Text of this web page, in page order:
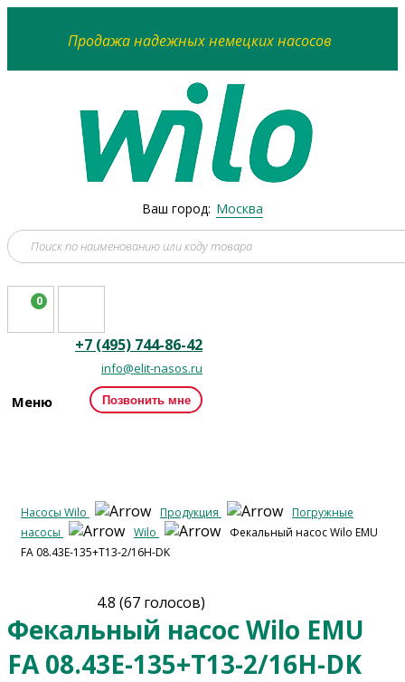
Продажа надежных немецких насосов
Ваш город: Москва
0
+7 (495) 744-86-42
info@elit-nasos.ru
Позвонить мне
Меню
Насосы Wilo Продукция
Погружные
насосы
Wilo
Фекальный насос Wilo EMU
FA 08.43E-135+T13-2/16H-DK
4.8 (67 голосов)
Фекальный насос Wilo EMU
FA 08.43E-135+T13-2/16H-DK